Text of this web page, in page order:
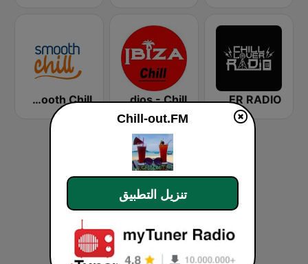
CHILL LOVER RADIO
Ibiza Radios - Chill
Smooth Chill
Chill-out.FM
تنزيل التطبيق